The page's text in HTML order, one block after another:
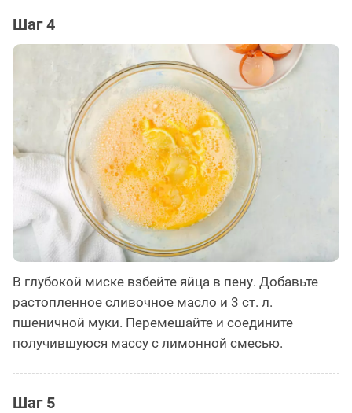
Шаг 4
В глубокой миске взбейте яйца в пену. Добавьте
растопленное сливочное масло и 3 ст. л.
пшеничной муки. Перемешайте и соедините
получившуюся массу с лимонной смесью.
Шаг 5